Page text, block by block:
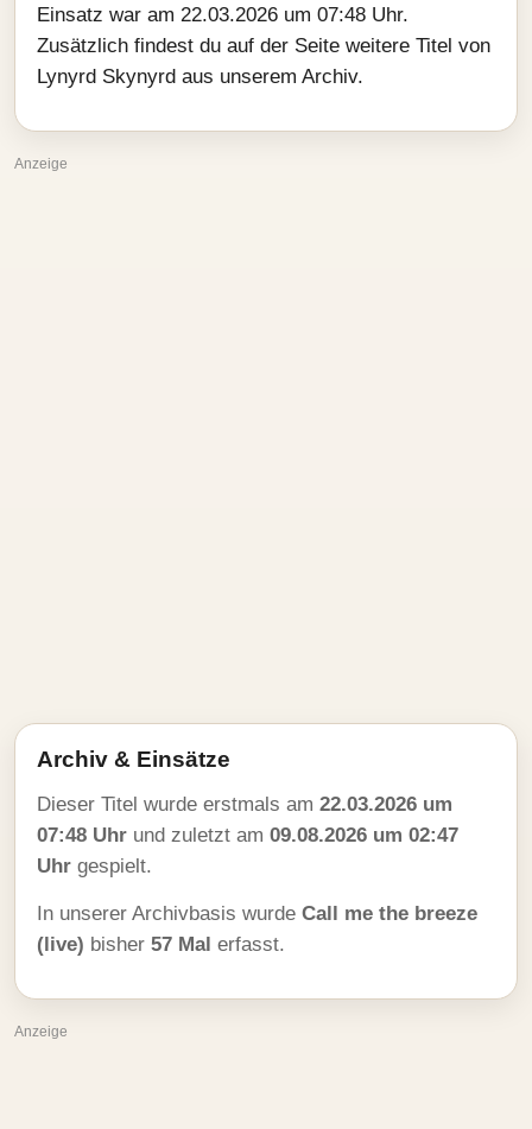
Einsatz war am 22.03.2026 um 07:48 Uhr.
Zusätzlich findest du auf der Seite weitere Titel von
Lynyrd Skynyrd aus unserem Archiv.
Anzeige
Archiv & Einsätze
Dieser Titel wurde erstmals am 22.03.2026 um
07:48 Uhr und zuletzt am 09.08.2026 um 02:47
Uhr gespielt.
In unserer Archivbasis wurde Call me the breeze
(live) bisher 57 Mal erfasst.
Anzeige